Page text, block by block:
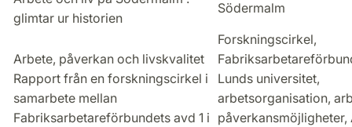
glimtar ur historien
Södermalm
Arbete, påverkan och livskvalitet
Rapport från en forskningscirkel i
samarbete mellan
Fabriksarbetareförbundets avd 1 i
Forskningscirkel,
Lunds universitet,
arbetsorganisation,
påverkansmöjligheter,